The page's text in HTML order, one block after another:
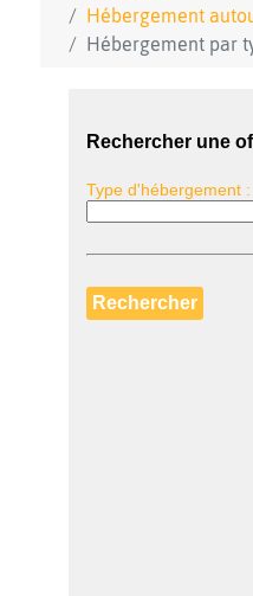
Hébergement
Hébergement par